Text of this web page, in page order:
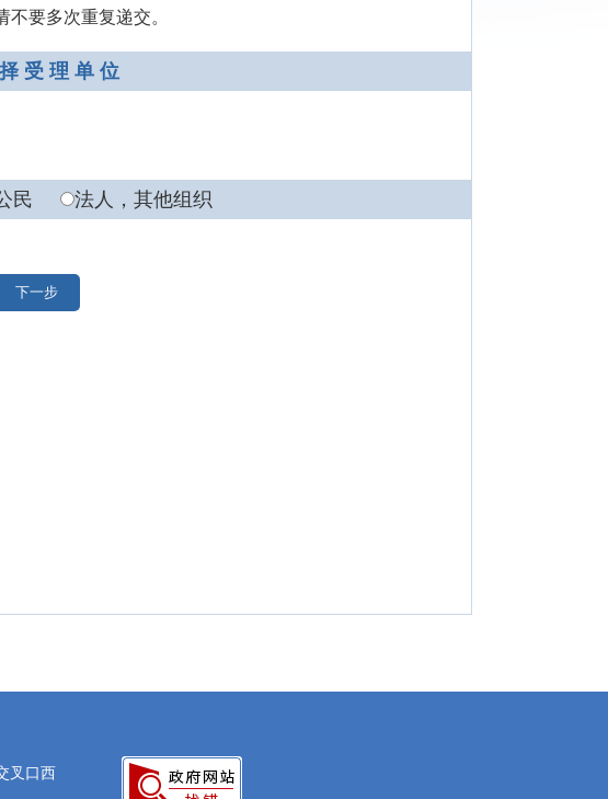
要多次重复递交。
受 理 单 位
民 法人，其他组织
下一步
叉口西